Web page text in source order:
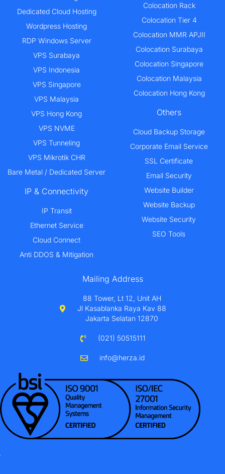
Dedicated Cloud Hosting
Wordpress Hosting
RDP Windows Server
VPS Surabaya
VPS Indonesia
VPS Singapore
VPS Malaysia
VPS Hong Kong
VPS NVME
VPS Tunneling
VPS Mikrotik CHR
Bare Metal / Dedicated Server
IP & Connectivity
IP Transit
Ethernet Service
Cloud Connect
Anti DDOS & Mitigation
Colocation Rack
Colocation Tier 4
Colocation MMR APJII
Colocation Surabaya
Colocation Singapore
Colocation Malaysia
Colocation Hong Kong
Others
Cloud Backup Storage
Corporate Email Service
SSL Certificate
Email Security
Website Builder
Website Backup
Website Security
SEO Tools
Mailing Address
88 Tower, Lt 12, Unit AH
Jl Kasablanka Raya Kav 88
Jakarta Selatan 12870
(021) 50515111
info@herza.id